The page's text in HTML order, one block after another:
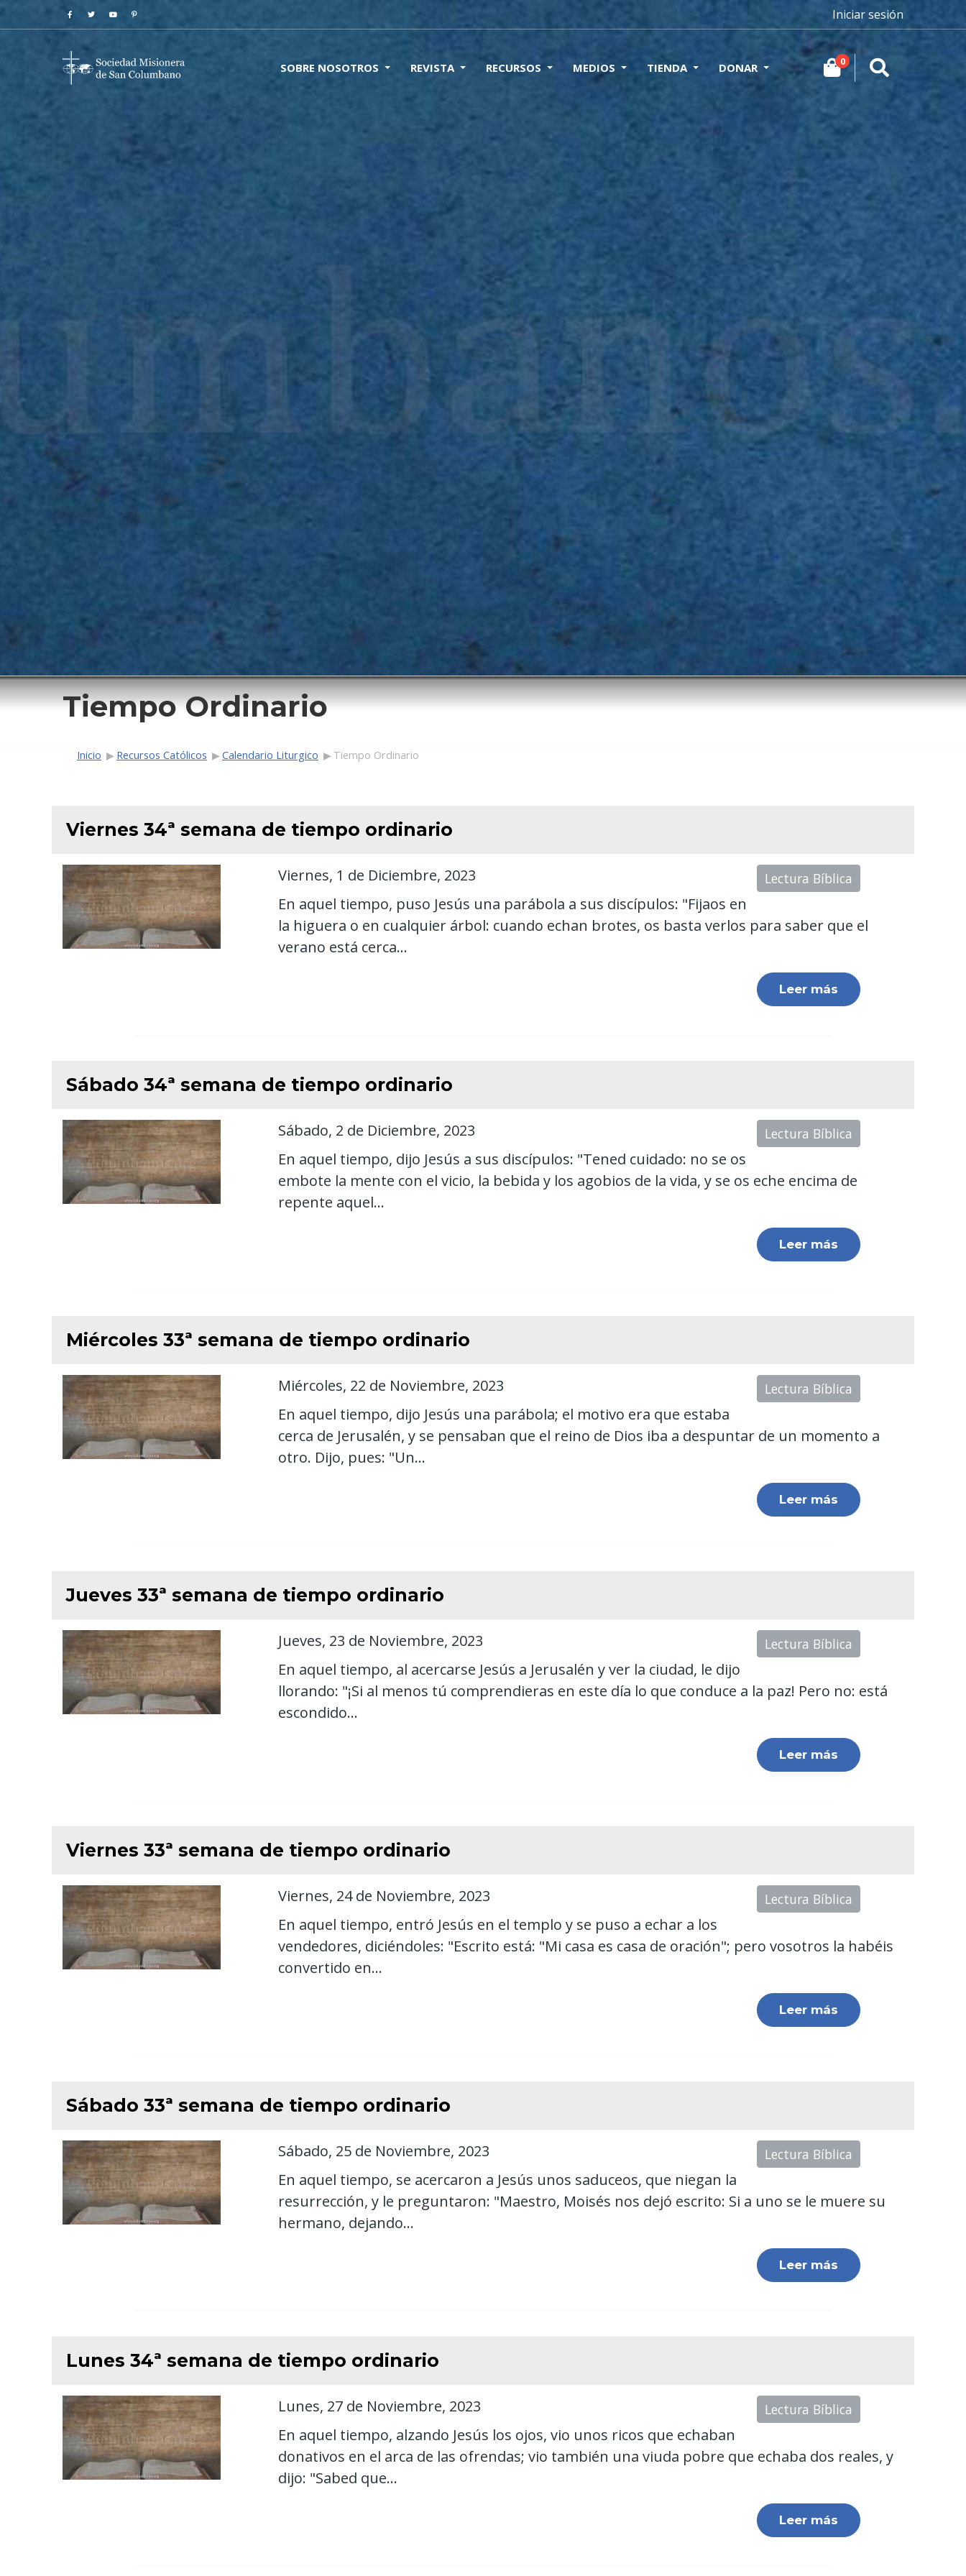
Iniciar sesión
SOBRE NOSOTROS REVISTA RECURSOS MEDIOS TIENDA DONAR 0
Tiempo Ordinario
Ruta de navegación
Inicio Recursos Católicos Calendario Liturgico Tiempo Ordinario
Viernes 34ª semana de tiempo ordinario
Lectura Bíblica
Viernes, 1 de Diciembre, 2023
En aquel tiempo, puso Jesús una parábola a sus discípulos: "Fijaos en
la higuera o en cualquier árbol: cuando echan brotes, os basta verlos para saber que el
verano está cerca...
Leer más
Sábado 34ª semana de tiempo ordinario
Lectura Bíblica
Sábado, 2 de Diciembre, 2023
En aquel tiempo, dijo Jesús a sus discípulos: "Tened cuidado: no se os
embote la mente con el vicio, la bebida y los agobios de la vida, y se os eche encima de
repente aquel...
Leer más
Miércoles 33ª semana de tiempo ordinario
Lectura Bíblica
Miércoles, 22 de Noviembre, 2023
En aquel tiempo, dijo Jesús una parábola; el motivo era que estaba
cerca de Jerusalén, y se pensaban que el reino de Dios iba a despuntar de un momento a
otro. Dijo, pues: "Un...
Leer más
Jueves 33ª semana de tiempo ordinario
Lectura Bíblica
Jueves, 23 de Noviembre, 2023
En aquel tiempo, al acercarse Jesús a Jerusalén y ver la ciudad, le dijo
llorando: "¡Si al menos tú comprendieras en este día lo que conduce a la paz! Pero no: está
escondido...
Leer más
Viernes 33ª semana de tiempo ordinario
Lectura Bíblica
Viernes, 24 de Noviembre, 2023
En aquel tiempo, entró Jesús en el templo y se puso a echar a los
vendedores, diciéndoles: "Escrito está: "Mi casa es casa de oración"; pero vosotros la habéis
convertido en...
Leer más
Sábado 33ª semana de tiempo ordinario
Lectura Bíblica
Sábado, 25 de Noviembre, 2023
En aquel tiempo, se acercaron a Jesús unos saduceos, que niegan la
resurrección, y le preguntaron: "Maestro, Moisés nos dejó escrito: Si a uno se le muere su
hermano, dejando...
Leer más
Lunes 34ª semana de tiempo ordinario
Lectura Bíblica
Lunes, 27 de Noviembre, 2023
En aquel tiempo, alzando Jesús los ojos, vio unos ricos que echaban
donativos en el arca de las ofrendas; vio también una viuda pobre que echaba dos reales, y
dijo: "Sabed que...
Leer más